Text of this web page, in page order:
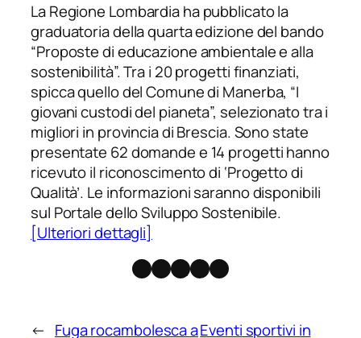
La Regione Lombardia ha pubblicato la
graduatoria della quarta edizione del bando
“Proposte di educazione ambientale e alla
sostenibilità”. Tra i 20 progetti finanziati,
spicca quello del Comune di Manerba, “I
giovani custodi del pianeta”, selezionato tra i
migliori in provincia di Brescia. Sono state
presentate 62 domande e 14 progetti hanno
ricevuto il riconoscimento di ‘Progetto di
Qualità’. Le informazioni saranno disponibili
sul Portale dello Sviluppo Sostenibile.
[Ulteriori dettagli]
Facebook
Instagram
X Threads
Telegram
← Fuga rocambolesca aEventi sportivi in